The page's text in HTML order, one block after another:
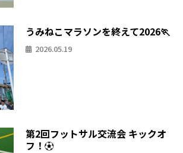
うみねこマラソンを終えて2026🏃
2026.05.19
第2回フットサル交流会 キックオ
フ！⚽